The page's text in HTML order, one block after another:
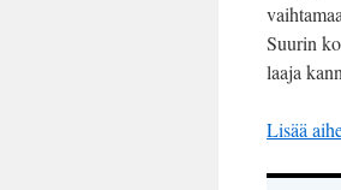
Suurin
laaja
Lisää